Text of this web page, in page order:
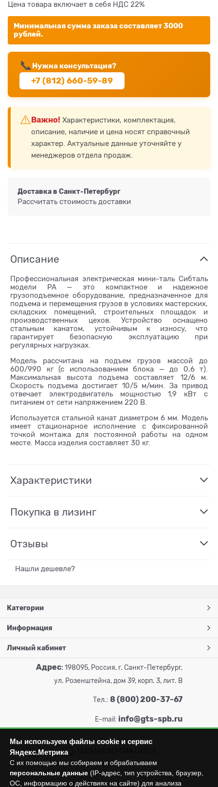
Цена товара включает в себя НДС 22%
Минимальная сумма заказа составляет 3000
рублей.
📞 Нужна консультация?
+7 (812) 660-59-89
⚠️ Важно! Характеристики, комплектация,
описание, наличие и цена носят справочный
характер. Актуальные данные уточняйте у
менеджеров отдела продаж.
Доставка в Санкт-Петербург
Рассчитать стоимость доставки
Описание
Профессиональная электрическая мини-таль Сибталь
модели PA — это компактное и надежное
грузоподъемное оборудование, предназначенное для
подъема и перемещения грузов в условиях мастерских,
складских помещений, строительных площадок и
производственных цехов. Устройство оснащено
стальным канатом, устойчивым к износу, что
гарантирует безопасную эксплуатацию при
регулярных нагрузках.
Модель рассчитана на подъем грузов массой до
600/990 кг (с использованием блока — до 0,6 т).
Максимальная высота подъема составляет 12/6 м.
Скорость подъема достигает 10/5 м/мин. За привод
отвечает электродвигатель мощностью 1,9 кВт с
питанием от сети напряжением 220 В.
Используется стальной канат диаметром 6 мм. Модель
имеет стационарное исполнение с фиксированной
точкой монтажа для постоянной работы на одном
месте. Масса изделия составляет 30 кг.
Характеристики
Покупка в лизинг
Отзывы
Нашли дешевле?
Категории
Информация
Личный кабинет
Адрес: 198095, Россия, г. Санкт-Петербург,
ул. Розенштейна, дом 39, корп. 3, лит. В
Тел.: 8 (800) 200-37-67
E-mail: info@gts-spb.ru
Мы используем файлы cookie и сервис
Яндекс.Метрика
С их помощью мы собираем и обрабатываем
персональные данные (IP-адрес, тип устройства, браузер,
ОС, информацию о действиях на сайте) для анализа